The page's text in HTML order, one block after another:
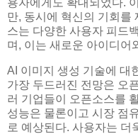
만, 동시에 혁신의 기회를
스는 다양한 사용자 피드
며, 이는 새로운 아이디어
AI 이미지 생성 기술에 대
가장 두드러진 전망은 오
러 기업들이 오픈소스를
성능은 물론이고 시장 점
로 예상된다. 사용자는 더